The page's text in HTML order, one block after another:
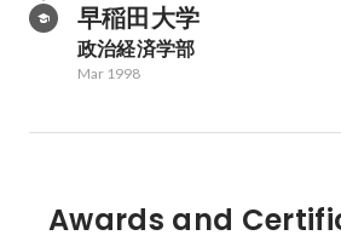
早稲田大学
政治経済学部
Mar 1998
Awards and